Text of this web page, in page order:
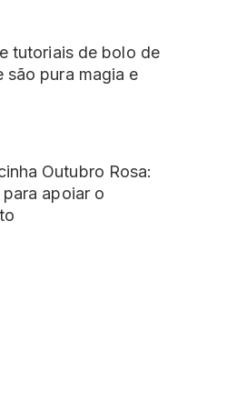
tutoriais de bolo de
são pura magia e
Outubro Rosa:
apoiar o